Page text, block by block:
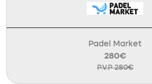
Padel Market
280€
P.V.P 280€